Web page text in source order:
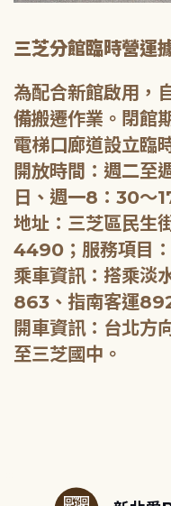
三芝分館臨時營運
為配合新館啟用，
備搬遷作業。閉館
電梯口廊道設立臨
開放時間：週二至
日、週一8：30～
地址：三芝區民生
4490；服務項目
乘車資訊：搭乘淡
863、指南客運
開車資訊：台北方
至三芝國中。